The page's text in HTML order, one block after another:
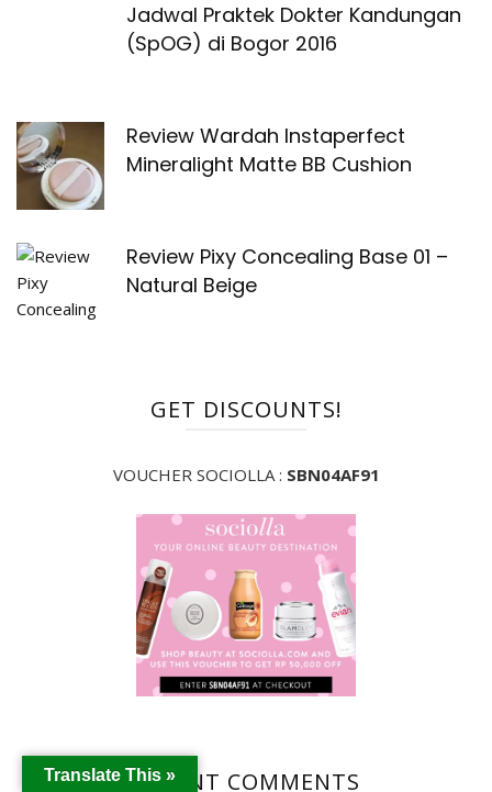
Jadwal Praktek Dokter Kandungan
(SpOG) di Bogor 2016
Review Wardah Instaperfect
Mineralight Matte BB Cushion
Review Pixy Concealing Base 01 –
Natural Beige
GET DISCOUNTS!
VOUCHER SOCIOLLA : SBN04AF91
RECENT COMMENTS
Translate This »